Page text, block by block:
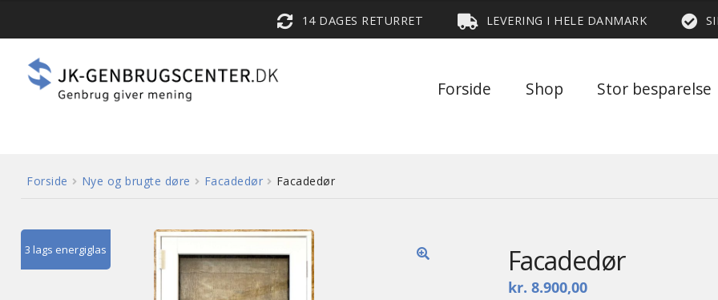
14 DAGES RETURRET LEVERING I HELE DANMARK
Forside Shop Stor besparelse
Forside Nye og brugte døre Facadedør Facadedør
3 lags energiglas Facadedør
kr. 8.900,00